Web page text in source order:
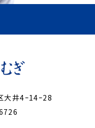
大井4ｰ14ｰ28